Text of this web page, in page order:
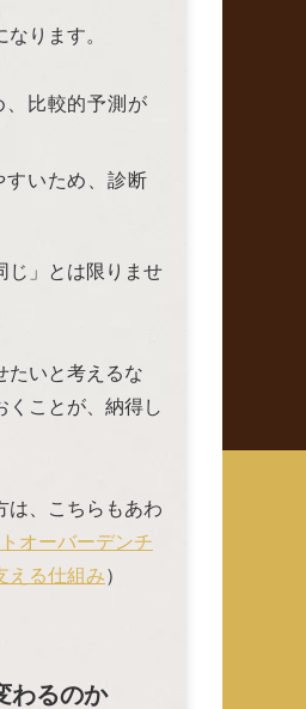
ります。
、比較的予測が
すいため、診断
じ」とは限りませ
たいと考えるな
くことが、納得し
は、こちらもあわ
オーバーデンチ
える仕組み）
わるのか